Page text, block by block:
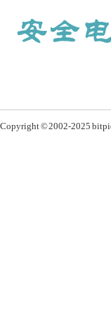
Copyright © 2002-2025